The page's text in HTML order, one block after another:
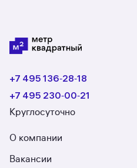
+7 495 136‑28‑18
+7 495 230‑00‑21
Круглосуточно
О компании
Вакансии